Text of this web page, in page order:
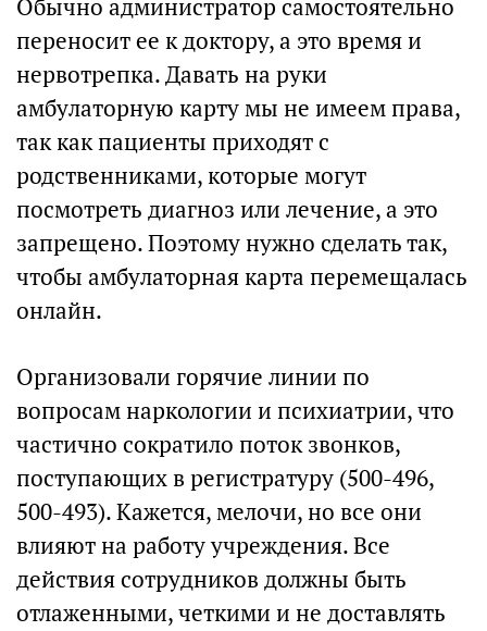
Обычно администратор самостоятельно
переносит ее к доктору, а это время и
нервотрепка. Давать на руки
амбулаторную карту мы не имеем права,
так как пациенты приходят с
родственниками, которые могут
посмотреть диагноз или лечение, а это
запрещено. Поэтому нужно сделать так,
чтобы амбулаторная карта перемещалась
онлайн.
Организовали горячие линии по
вопросам наркологии и психиатрии, что
частично сократило поток звонков,
поступающих в регистратуру (500-496,
500-493). Кажется, мелочи, но все они
влияют на работу учреждения. Все
действия сотрудников должны быть
отлаженными, четкими и не доставлять